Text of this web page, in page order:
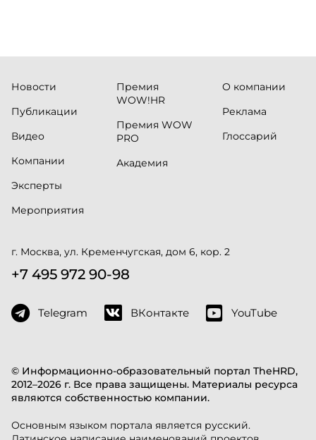
© Информационно-образовательный портал TheHRD,
2012–2026 г. Все права защищены. Материалы ресурса
являются собственностью компании.
Основным языком портала является русский.
Новости
Публикации
Видео
Компании
Эксперты
Мероприятия
Премия
WOW!HR
Премия WOW
PRO
Академия
О компании
Реклама
Глоссарий
г. Москва, ул. Кременчугская, дом 6, кор. 2
+7 495 972 90-98
Telegram ВКонтакте YouTube